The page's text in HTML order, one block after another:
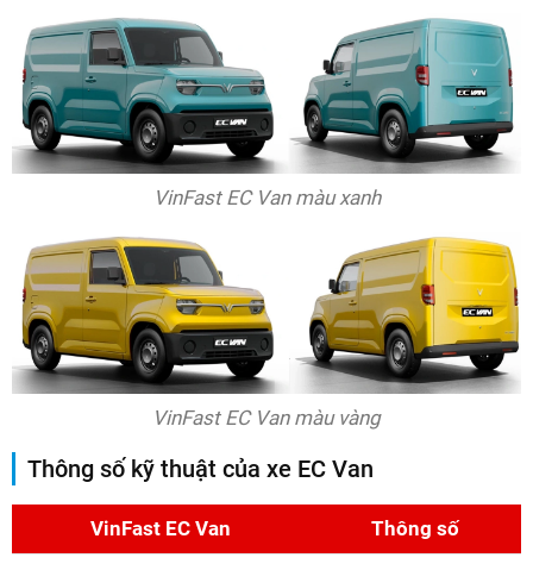
VinFast EC Van màu xanh
VinFast EC Van màu vàng
Thông số kỹ thuật của xe EC Van
VinFast EC Van Thông số